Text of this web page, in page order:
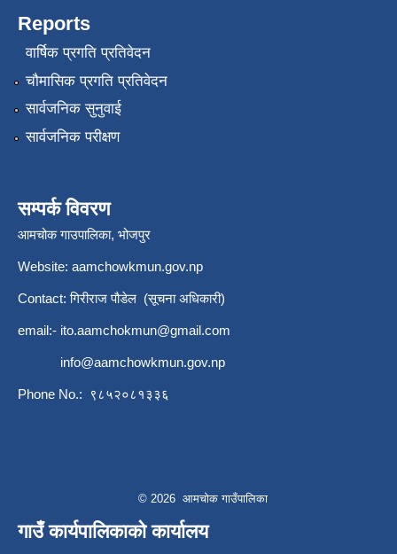
Reports
वार्षिक प्रगति प्रतिवेदन
चौमासिक प्रगति प्रतिवेदन
सार्वजनिक सुनुवाई
सार्वजनिक परीक्षण
सम्पर्क विवरण
आमचोक गाउपालिका, भोजपुर
Website: aamchowkmun.gov.np
Contact: गिरीराज पौडेल (सूचना अधिकारी)
email:- ito.aamchokmun@gmail.com
info@aamchowkmun.gov.np
Phone No.: ९८५२०८१३३६
© 2026 आमचोक गाउँपालिका
गाउँ कार्यपालिकाको कार्यालय